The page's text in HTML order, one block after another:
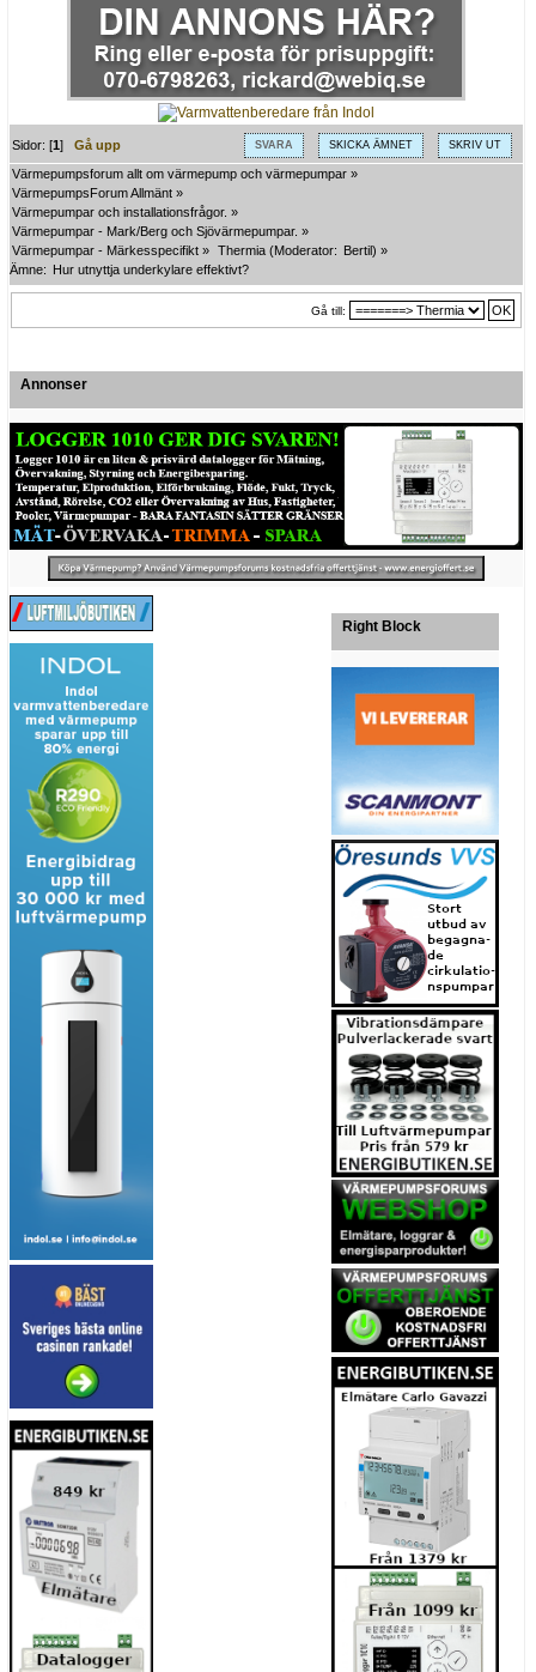
SVARA SKICKA ÄMNET SKRIV UT
Sidor: [1]Gå upp
Värmepumpsforum allt om värmepump och värmepumpar »
VärmepumpsForum Allmänt »
Värmepumpar och installationsfrågor. »
Värmepumpar - Mark/Berg och Sjövärmepumpar. »
Värmepumpar - Märkesspecifikt » Thermia (Moderator: Bertil) »
Ämne: Hur utnyttja underkylare effektivt?
Gå till:
Annonser
Right Block